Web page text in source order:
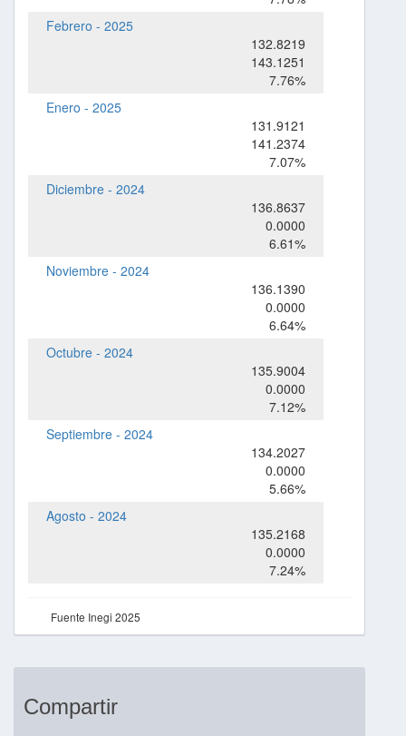
Febrero - 2025
132.8219
143.1251
7.76%
Enero - 2025
131.9121
141.2374
7.07%
Diciembre - 2024
136.8637
0.0000
6.61%
Noviembre - 2024
136.1390
0.0000
6.64%
Octubre - 2024
135.9004
0.0000
7.12%
Septiembre - 2024
134.2027
0.0000
5.66%
Agosto - 2024
135.2168
0.0000
7.24%
Fuente Inegi 2025
Compartir